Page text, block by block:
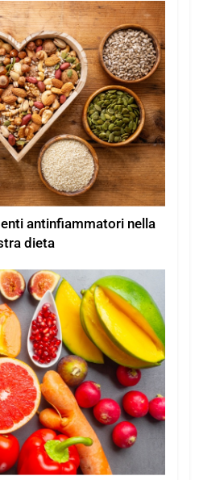
antinfiammatori nella
dieta